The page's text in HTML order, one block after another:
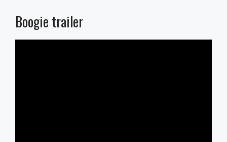
Boogie trailer